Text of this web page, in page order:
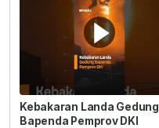
Kebakaran Landa Gedung
Bapenda Pemprov DKI